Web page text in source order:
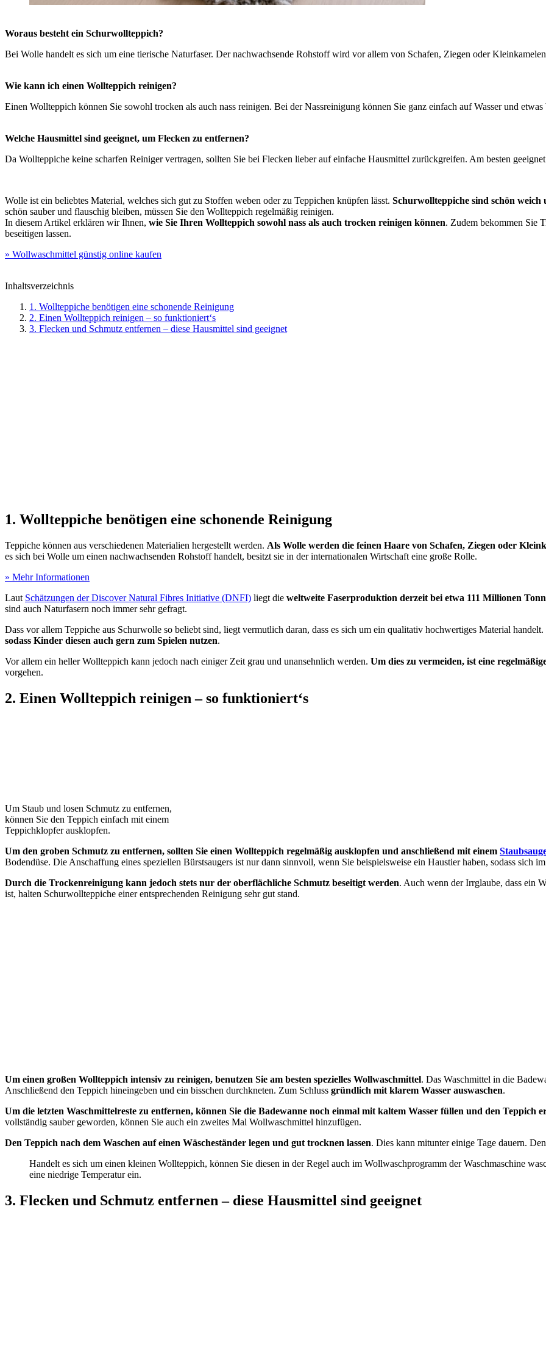
Woraus besteht ein Schurwollteppich?
Bei Wolle handelt es sich um eine tierische Naturfaser. Der nachwachsende Rohstoff wird vor allem von Schafen, Ziegen oder
Wie kann ich einen Wollteppich reinigen?
Einen Wollteppich können Sie sowohl trocken als auch nass reinigen. Bei der Nassreinigung können Sie ganz einfach auf Wasser und
Welche Hausmittel sind geeignet, um Flecken zu entfernen?
Da Wollteppiche keine scharfen Reiniger vertragen, sollten Sie bei Flecken lieber auf einfache Hausmittel zurückgreifen. Am besten
Wolle ist ein beliebtes Material, welches sich gut zu Stoffen weben oder zu Teppichen knüpfen lässt. Schurwollteppiche sind schön weich
schön sauber und flauschig bleiben, müssen Sie den Wollteppich regelmäßig reinigen.
In diesem Artikel erklären wir Ihnen, wie Sie Ihren Wollteppich sowohl nass als auch trocken reinigen können. Zudem bekommen Sie
beseitigen lassen.
» Wollwaschmittel günstig online kaufen
Inhaltsverzeichnis
1. Wollteppiche benötigen eine schonende Reinigung
2. Einen Wollteppich reinigen – so funktioniert‘s
3. Flecken und Schmutz entfernen – diese Hausmittel sind geeignet
1. Wollteppiche benötigen eine schonende Reinigung
Teppiche können aus verschiedenen Materialien hergestellt werden. Als Wolle werden die feinen Haare von Schafen, Ziegen oder
es sich bei Wolle um einen nachwachsenden Rohstoff handelt, besitzt sie in der internationalen Wirtschaft eine große Rolle.
» Mehr Informationen
Laut Schätzungen der Discover Natural Fibres Initiative (DNFI) liegt die weltweite Faserproduktion derzeit bei etwa 111 Millionen
sind auch Naturfasern noch immer sehr gefragt.
Dass vor allem Teppiche aus Schurwolle so beliebt sind, liegt vermutlich daran, dass es sich um ein qualitativ hochwertiges Material handelt.
sodass Kinder diesen auch gern zum Spielen nutzen.
Vor allem ein heller Wollteppich kann jedoch nach einiger Zeit grau und unansehnlich werden. Um dies zu vermeiden, ist eine
vorgehen.
2. Einen Wollteppich reinigen – so funktioniert‘s
Um Staub und losen Schmutz zu entfernen,
können Sie den Teppich einfach mit einem
Teppichklopfer ausklopfen.
Um den groben Schmutz zu entfernen, sollten Sie einen Wollteppich regelmäßig ausklopfen und anschließend mit einem
Bodendüse. Die Anschaffung eines speziellen Bürstsaugers ist nur dann sinnvoll, wenn Sie beispielsweise ein Haustier haben, sodass sich
Durch die Trockenreinigung kann jedoch stets nur der oberflächliche Schmutz beseitigt werden. Auch wenn der Irrglaube, dass ein
ist, halten Schurwollteppiche einer entsprechenden Reinigung sehr gut stand.
Um einen großen Wollteppich intensiv zu reinigen, benutzen Sie am besten spezielles Wollwaschmittel. Das Waschmittel in die
Anschließend den Teppich hineingeben und ein bisschen durchkneten. Zum Schluss gründlich mit klarem Wasser auswaschen.
Um die letzten Waschmittelreste zu entfernen, können Sie die Badewanne noch einmal mit kaltem Wasser füllen und den Teppich
vollständig sauber geworden, können Sie auch ein zweites Mal Wollwaschmittel hinzufügen.
Den Teppich nach dem Waschen auf einen Wäscheständer legen und gut trocknen lassen. Dies kann mitunter einige Tage dauern.
Handelt es sich um einen kleinen Wollteppich, können Sie diesen in der Regel auch im Wollwaschprogramm der Waschmaschine
eine niedrige Temperatur ein.
3. Flecken und Schmutz entfernen – diese Hausmittel sind geeignet